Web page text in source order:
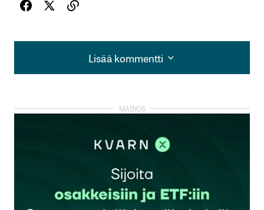
Lisää kommentti
Lisää kommentti
kirjautua
rekisteröityä